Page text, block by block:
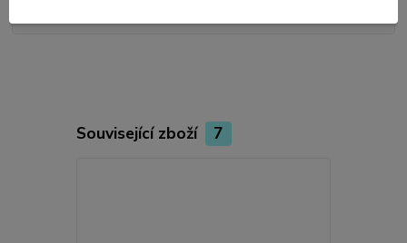
Související zboží 7